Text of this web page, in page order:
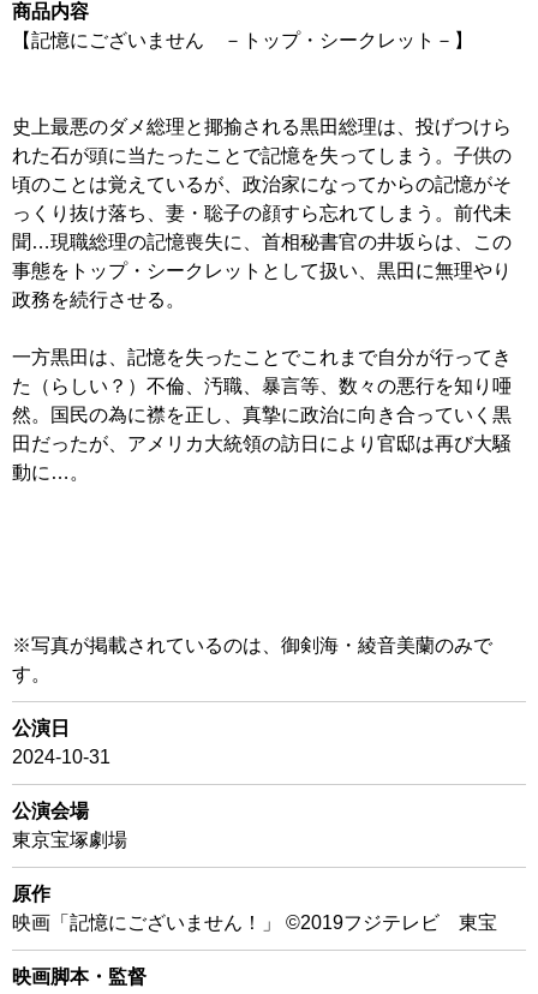
商品内容
【記憶にございません －トップ・シークレット－】
史上最悪のダメ総理と揶揄される黒田総理は、投げつけら
れた石が頭に当たったことで記憶を失ってしまう。子供の
頃のことは覚えているが、政治家になってからの記憶がそ
っくり抜け落ち、妻・聡子の顔すら忘れてしまう。前代未
聞…現職総理の記憶喪失に、首相秘書官の井坂らは、この
事態をトップ・シークレットとして扱い、黒田に無理やり
政務を続行させる。
一方黒田は、記憶を失ったことでこれまで自分が行ってき
た（らしい？）不倫、汚職、暴言等、数々の悪行を知り唖
然。国民の為に襟を正し、真摯に政治に向き合っていく黒
田だったが、アメリカ大統領の訪日により官邸は再び大騒
動に…。
※写真が掲載されているのは、御剣海・綾音美蘭のみで
す。
公演日
2024-10-31
公演会場
東京宝塚劇場
原作
映画「記憶にございません！」 ©2019フジテレビ 東宝
映画脚本・監督